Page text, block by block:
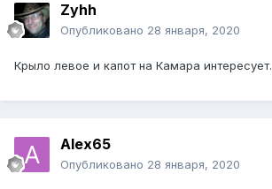
Zyhh
Опубликовано 28 января, 2020
Крыло левое и капот на Камара интересует.
Alex65
Опубликовано 28 января, 2020